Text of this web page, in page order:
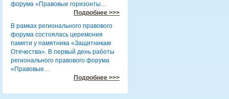
форума «Правовые горизонты…
Подробнее >>>
В рамках регионального правового
форума состоялась церемония
памяти у памятника «Защитникам
Отечества». В первый день работы
регионального правового форума
«Правовые…
Подробнее >>>